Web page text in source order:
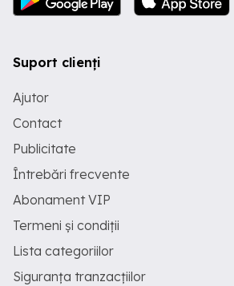
Suport clienți
Ajutor
Contact
Publicitate
Întrebări frecvente
Abonament VIP
Termeni și condiții
Lista categoriilor
Siguranța tranzacțiilor